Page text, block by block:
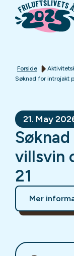
Forside
Søknad for introjakt
21. May
villsvin
21
Mer